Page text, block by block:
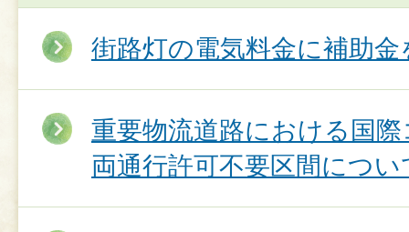
街路灯の電気料金に補助
重要物流道路における国
両通行許可不要区間につい